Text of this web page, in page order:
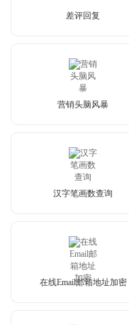
差评回复
营销头脑风暴
汉字笔画数查询
在线Email邮箱地址加密